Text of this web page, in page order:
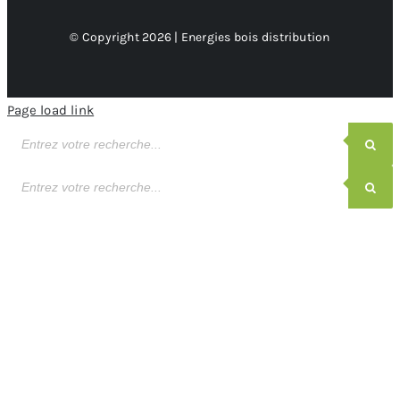
© Copyright 2026 | Energies bois distribution
Page load link
de
de